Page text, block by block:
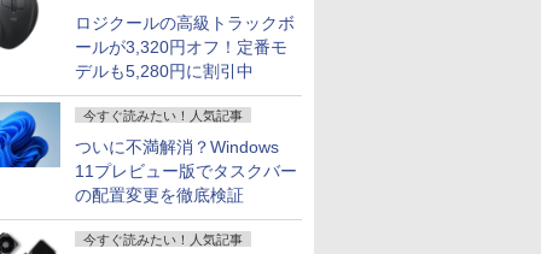
ロジクールの高級トラックボ
ールが3,320円オフ！定番モ
デルも5,280円に割引中
今すぐ読みたい！人気記事
ついに不満解消？Windows
11プレビュー版でタスクバー
の配置変更を徹底検証
今すぐ読みたい！人気記事